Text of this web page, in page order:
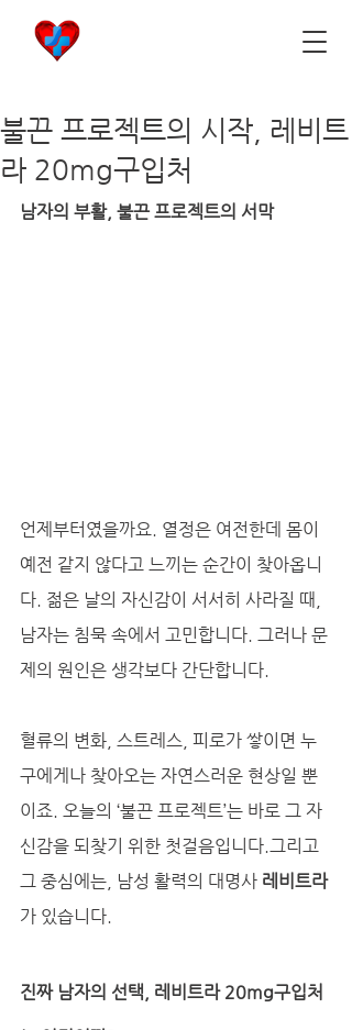
불끈 프로젝트의 시작, 레비트
라 20mg구입처
남자의 부활, 불끈 프로젝트의 서막
언제부터였을까요. 열정은 여전한데 몸이
예전 같지 않다고 느끼는 순간이 찾아옵니
다. 젊은 날의 자신감이 서서히 사라질 때,
남자는 침묵 속에서 고민합니다. 그러나 문
제의 원인은 생각보다 간단합니다.
혈류의 변화, 스트레스, 피로가 쌓이면 누
구에게나 찾아오는 자연스러운 현상일 뿐
이죠. 오늘의 ‘불끈 프로젝트’는 바로 그 자
신감을 되찾기 위한 첫걸음입니다.그리고
그 중심에는, 남성 활력의 대명사 레비트라
가 있습니다.
진짜 남자의 선택, 레비트라 20mg구입처